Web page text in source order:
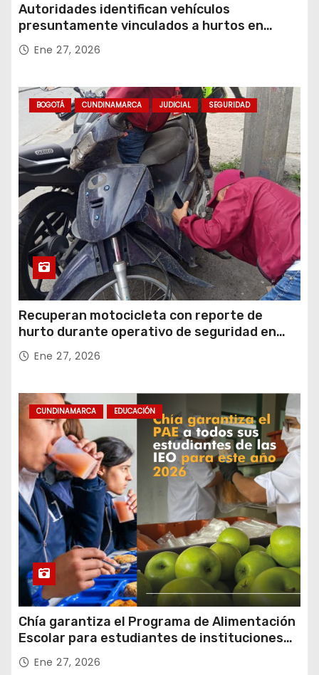
Autoridades identifican vehículos
presuntamente vinculados a hurtos en
conjuntos residenciales de Zipaquirá
Ene 27, 2026
BOGOTÁ CUNDINAMARCA JUDICIAL SEGURIDAD
Recuperan motocicleta con reporte de
hurto durante operativo de seguridad en
Rafael Uribe Uribe
Ene 27, 2026
CUNDINAMARCA EDUCACIÓN
Chía garantiza el Programa de Alimentación
Escolar para estudiantes de instituciones
oficiales
Ene 27, 2026